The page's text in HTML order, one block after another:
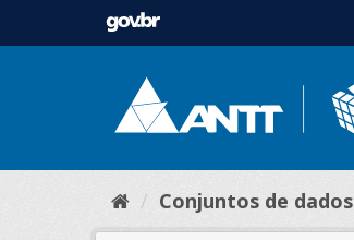
Conjuntos de dados